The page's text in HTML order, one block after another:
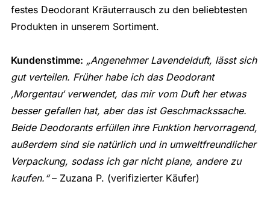
festes Deodorant Kräuterrausch zu den beliebtesten
Produkten in unserem Sortiment.
Kundenstimme: „Angenehmer Lavendelduft, lässt sich
gut verteilen. Früher habe ich das Deodorant
‚Morgentau‘ verwendet, das mir vom Duft her etwas
besser gefallen hat, aber das ist Geschmackssache.
Beide Deodorants erfüllen ihre Funktion hervorragend,
außerdem sind sie natürlich und in umweltfreundlicher
Verpackung, sodass ich gar nicht plane, andere zu
kaufen.“– Zuzana P. (verifizierter Käufer)